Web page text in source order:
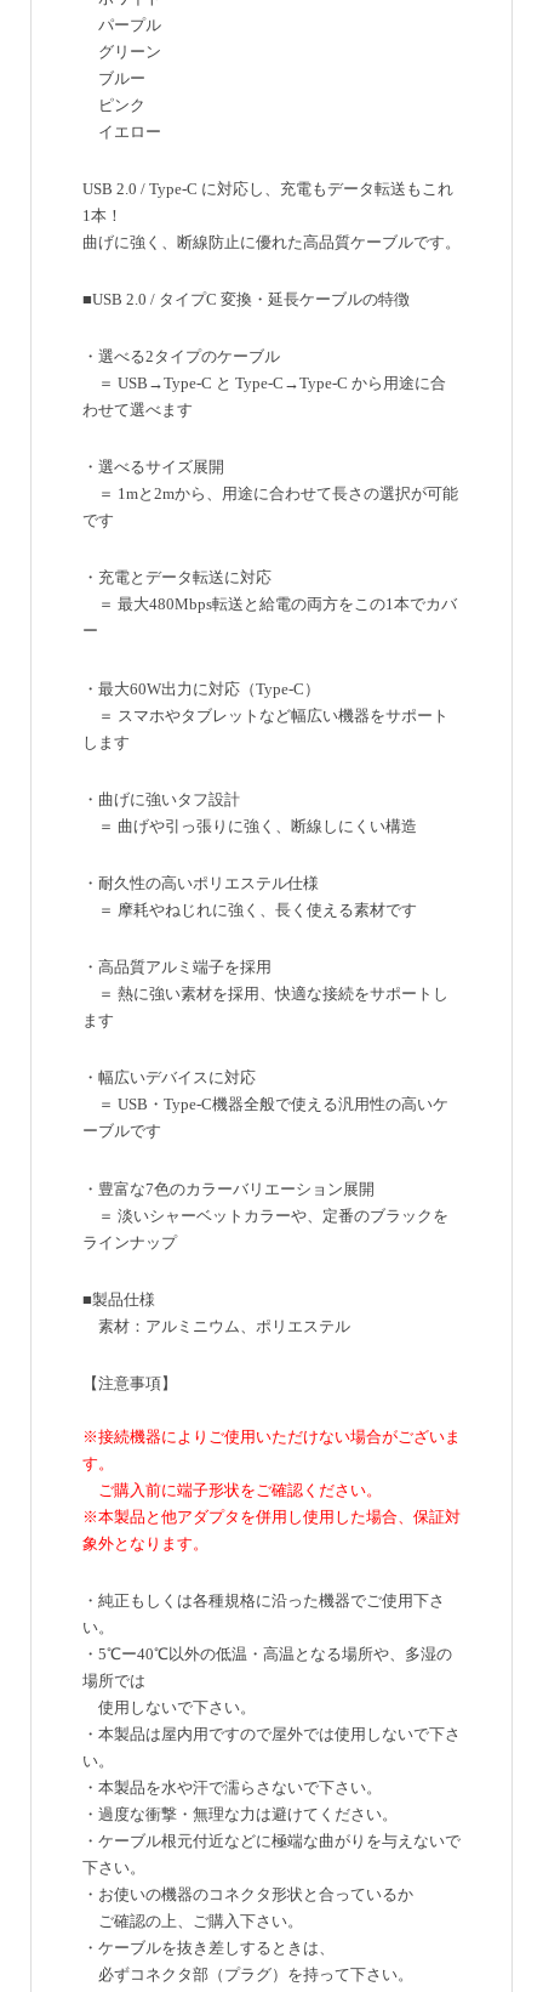
パープル
グリーン
ブルー
ピンク
イエロー
USB 2.0 / Type-C に対応し、充電もデータ転送もこれ
1本！
曲げに強く、断線防止に優れた高品質ケーブルです。
■USB 2.0 / タイプC 変換・延長ケーブルの特徴
・選べる2タイプのケーブル
＝ USB→Type-C と Type-C→Type-C から用途に合
わせて選べます
・選べるサイズ展開
＝ 1mと2mから、用途に合わせて長さの選択が可能
です
・充電とデータ転送に対応
＝ 最大480Mbps転送と給電の両方をこの1本でカバ
ー
・最大60W出力に対応（Type-C）
＝ スマホやタブレットなど幅広い機器をサポート
します
・曲げに強いタフ設計
＝ 曲げや引っ張りに強く、断線しにくい構造
・耐久性の高いポリエステル仕様
＝ 摩耗やねじれに強く、長く使える素材です
・高品質アルミ端子を採用
＝ 熱に強い素材を採用、快適な接続をサポートし
ます
・幅広いデバイスに対応
＝ USB・Type-C機器全般で使える汎用性の高いケ
ーブルです
・豊富な7色のカラーバリエーション展開
＝ 淡いシャーベットカラーや、定番のブラックを
ラインナップ
■製品仕様
素材：アルミニウム、ポリエステル
【注意事項】
※接続機器によりご使用いただけない場合がございま
す。
ご購入前に端子形状をご確認ください。
※本製品と他アダプタを併用し使用した場合、保証対
象外となります。
・純正もしくは各種規格に沿った機器でご使用下さ
い。
・5℃ー40℃以外の低温・高温となる場所や、多湿の
場所では
使用しないで下さい。
・本製品は屋内用ですので屋外では使用しないで下さ
い。
・本製品を水や汗で濡らさないで下さい。
・過度な衝撃・無理な力は避けてください。
・ケーブル根元付近などに極端な曲がりを与えないで
下さい。
・お使いの機器のコネクタ形状と合っているか
ご確認の上、ご購入下さい。
・ケーブルを抜き差しするときは、
必ずコネクタ部（プラグ）を持って下さい。